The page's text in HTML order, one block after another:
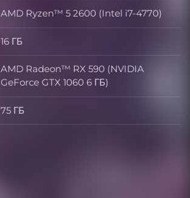
Процессор
AMD Ryzen™ 5 2600 (Intel i7-4770)
Память
16 ГБ
Видеокарта
AMD Radeon™ RX 590 (NVIDIA
GeForce GTX 1060 6 ГБ)
Жесткий диск
75 ГБ